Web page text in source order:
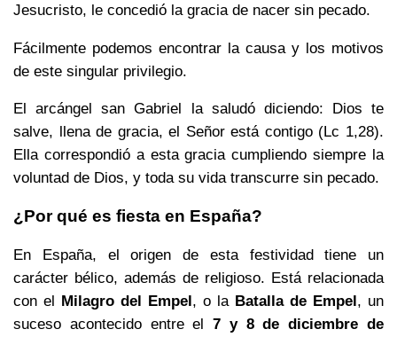
Jesucristo, le concedió la gracia de nacer sin pecado.
Fácilmente podemos encontrar la causa y los motivos
de este singular privilegio.
El arcángel san Gabriel la saludó diciendo: Dios te
salve, llena de gracia, el Señor está contigo (Lc 1,28).
Ella correspondió a esta gracia cumpliendo siempre la
voluntad de Dios, y toda su vida transcurre sin pecado.
¿Por qué es fiesta en España?
En España, el origen de esta festividad tiene un
carácter bélico, además de religioso. Está relacionada
con el Milagro del Empel, o la Batalla de Empel, un
suceso acontecido entre el7 y 8 de diciembre de